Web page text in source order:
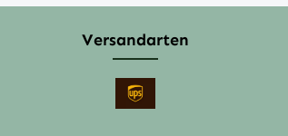
Versandarten